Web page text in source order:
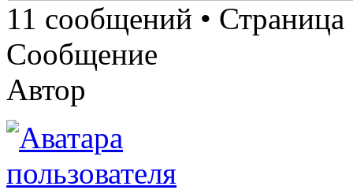
11 сообщений • Страница
Сообщение
Автор